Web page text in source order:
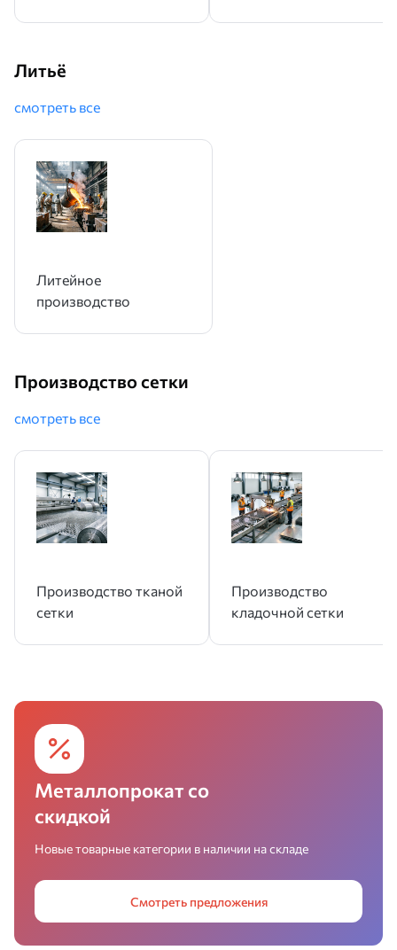
Литьё
смотреть все
Литейное
производство
Производство сетки
смотреть все
Производство тканой
сетки
Производство
кладочной сетки
Металлопрокат со
скидкой
Новые товарные категории в наличии на складе
Смотреть предложения